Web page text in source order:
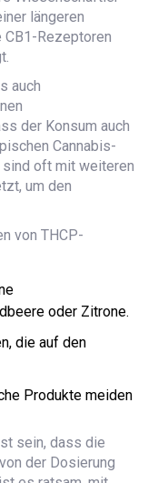
längeren
Rezeptoren
auch
der Konsum auch
Cannabis-
sind oft mit weiteren
um den
von THCP-
oder Zitrone.
die auf den
Produkte meiden
sein, dass die
der Dosierung